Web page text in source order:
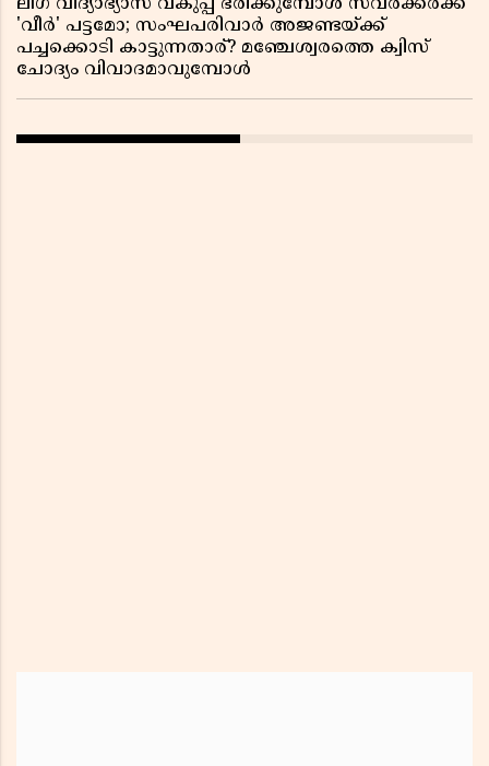
ലീഗ് വിദ്യാഭ്യാസ വകുപ്പ് ഭരിക്കുമ്പോൾ സവർക്കർക്ക്
'വീർ' പട്ടമോ; സംഘപരിവാർ അജണ്ടയ്ക്ക്
പച്ചക്കൊടി കാട്ടുന്നതാര്? മഞ്ചേശ്വരത്തെ ക്വിസ്
ചോദ്യം വിവാദമാവുമ്പോൾ